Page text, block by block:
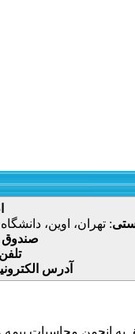
: تهران، اوین،
آدرس
انجمن محاسبات بیمه